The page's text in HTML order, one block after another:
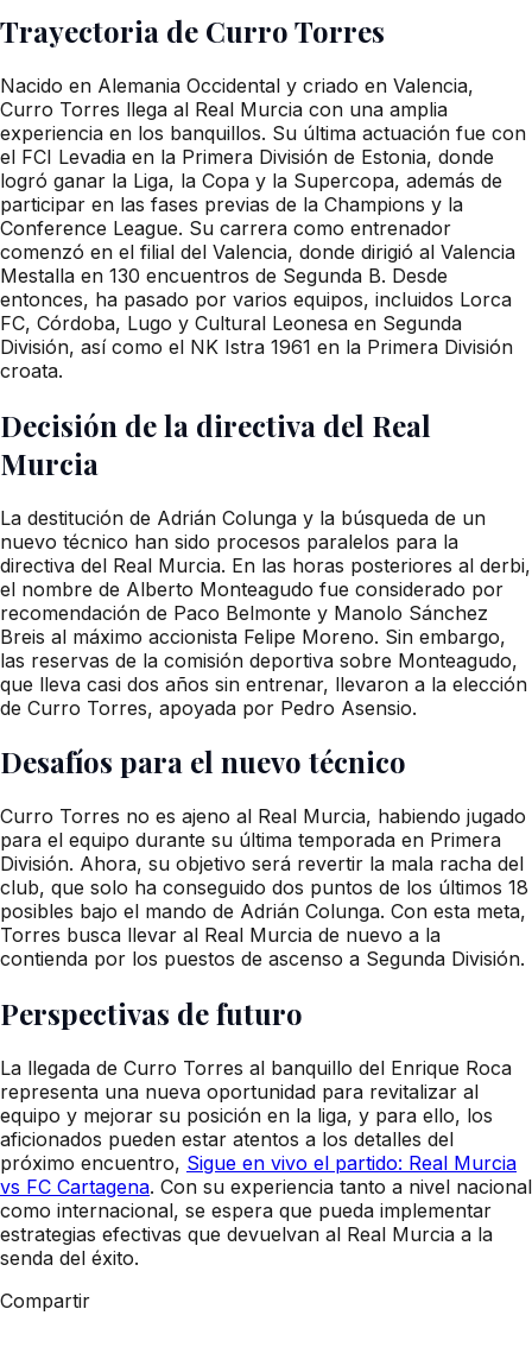
Trayectoria de Curro Torres
Nacido en Alemania Occidental y criado en Valencia,
Curro Torres llega al Real Murcia con una amplia
experiencia en los banquillos. Su última actuación fue con
el FCI Levadia en la Primera División de Estonia, donde
logró ganar la Liga, la Copa y la Supercopa, además de
participar en las fases previas de la Champions y la
Conference League. Su carrera como entrenador
comenzó en el filial del Valencia, donde dirigió al Valencia
Mestalla en 130 encuentros de Segunda B. Desde
entonces, ha pasado por varios equipos, incluidos Lorca
FC, Córdoba, Lugo y Cultural Leonesa en Segunda
División, así como el NK Istra 1961 en la Primera División
croata.
Decisión de la directiva del Real
Murcia
La destitución de Adrián Colunga y la búsqueda de un
nuevo técnico han sido procesos paralelos para la
directiva del Real Murcia. En las horas posteriores al derbi,
el nombre de Alberto Monteagudo fue considerado por
recomendación de Paco Belmonte y Manolo Sánchez
Breis al máximo accionista Felipe Moreno. Sin embargo,
las reservas de la comisión deportiva sobre Monteagudo,
que lleva casi dos años sin entrenar, llevaron a la elección
de Curro Torres, apoyada por Pedro Asensio.
Desafíos para el nuevo técnico
Curro Torres no es ajeno al Real Murcia, habiendo jugado
para el equipo durante su última temporada en Primera
División. Ahora, su objetivo será revertir la mala racha del
club, que solo ha conseguido dos puntos de los últimos 18
posibles bajo el mando de Adrián Colunga. Con esta meta,
Torres busca llevar al Real Murcia de nuevo a la
contienda por los puestos de ascenso a Segunda División.
Perspectivas de futuro
La llegada de Curro Torres al banquillo del Enrique Roca
representa una nueva oportunidad para revitalizar al
equipo y mejorar su posición en la liga, y para ello, los
aficionados pueden estar atentos a los detalles del
próximo encuentro, Sigue en vivo el partido: Real Murcia
vs FC Cartagena. Con su experiencia tanto a nivel nacional
como internacional, se espera que pueda implementar
estrategias efectivas que devuelvan al Real Murcia a la
senda del éxito.
Compartir